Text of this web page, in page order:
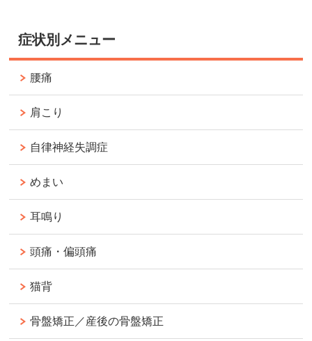
症状別メニュー
腰痛
肩こり
自律神経失調症
めまい
耳鳴り
頭痛・偏頭痛
猫背
骨盤矯正／産後の骨盤矯正